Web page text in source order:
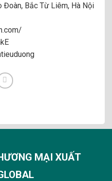
Đoàn, Bắc Từ Liêm, Hà Nội
MẠI XUẤT